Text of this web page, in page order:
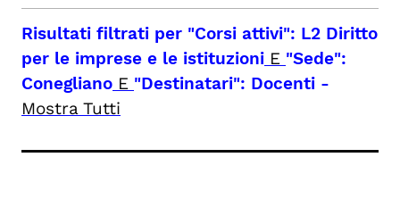
Risultati filtrati per "Corsi attivi": L2 Diritto
per le imprese e le istituzioni E "Sede":
Conegliano E "Destinatari": Docenti -
Mostra Tutti